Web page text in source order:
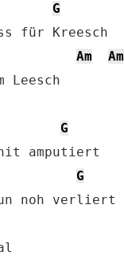
G
für Kreesch
Am
Am
Leesch
G
amputiert
G
noh verliert